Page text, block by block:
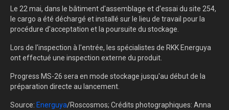
Le 22 mai, dans le bâtiment d'assemblage et d'essai du site 254,
le cargo a été déchargé et installé sur le lieu de travail pour la
procédure d'acceptation et la poursuite du stockage.
Lors de l'inspection à l'entrée, les spécialistes de RKK Energuya
ont effectué une inspection externe du produit.
Progress MS-26 sera en mode stockage jusqu'au début de la
préparation directe au lancement.
Source: Energuya/Roscosmos; Crédits photographiques: Anna